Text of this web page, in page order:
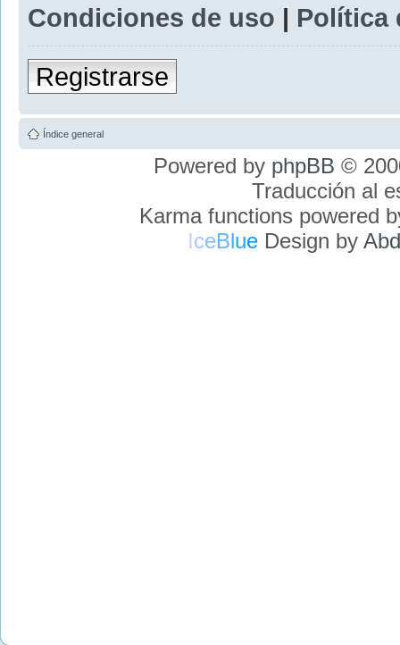
Condiciones de uso | Política
Registrarse
Índice general
Powered by phpBB ©
Traducción al
Karma functions powered
IceBlueDesign by